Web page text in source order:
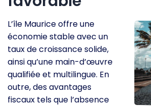
L’île Maurice offre une
économie stable avec un
taux de croissance solide,
ainsi qu’une main-d’œuvre
qualifiée et multilingue. En
outre, des avantages
fiscaux tels que l’absence